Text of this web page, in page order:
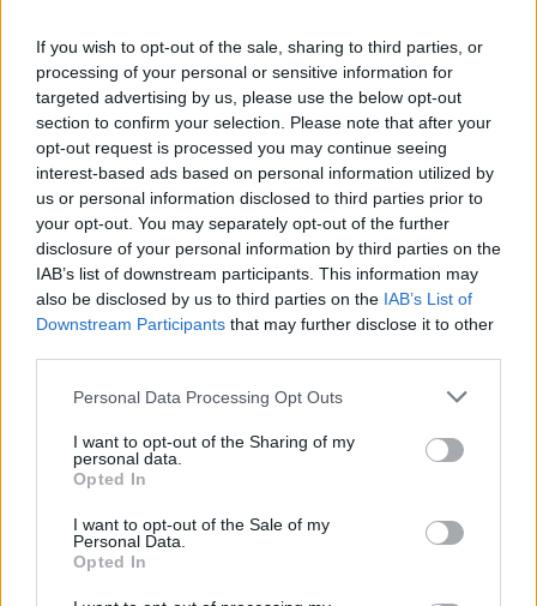
If you wish to opt-out of the sale, sharing to third parties, or
processing of your personal or sensitive information for
targeted advertising by us, please use the below opt-out
section to confirm your selection. Please note that after your
opt-out request is processed you may continue seeing
interest-based ads based on personal information utilized by
us or personal information disclosed to third parties prior to
your opt-out. You may separately opt-out of the further
disclosure of your personal information by third parties on the
IAB’s list of downstream participants. This information may
also be disclosed by us to third parties on the IAB’s List of
Downstream Participants that may further disclose it to other
Personal Data Processing Opt Outs
I want to opt-out of the Sharing of my
personal data.
Opted In
I want to opt-out of the Sale of my
Personal Data.
Opted In
severních Čech.
Mluvčí: EU nezakáže malé porce omáček či smetany,
omezení se dotknou restaurací
31.7.2026 18:47 ( ČTK)
Diskuse: 19
Evropská unie nezakáže prodej
malých porcí omáček či
smetany v obchodech.
Budoucí omezení
jednorázových plastových
porcí se budou týkat pouze jejich používání v restauracích. Na
nařízení o obalech a obalových odpadech (PPWR) se začne obecně
uplatňovat od letošního 12. srpna. Většina nejvýznamnějších
pravidel, mimo jiné i omezení některých jednorázových plastových
či omezení sekání
31.7.2026 11:01 ( ČTK)
Diskuse: 1